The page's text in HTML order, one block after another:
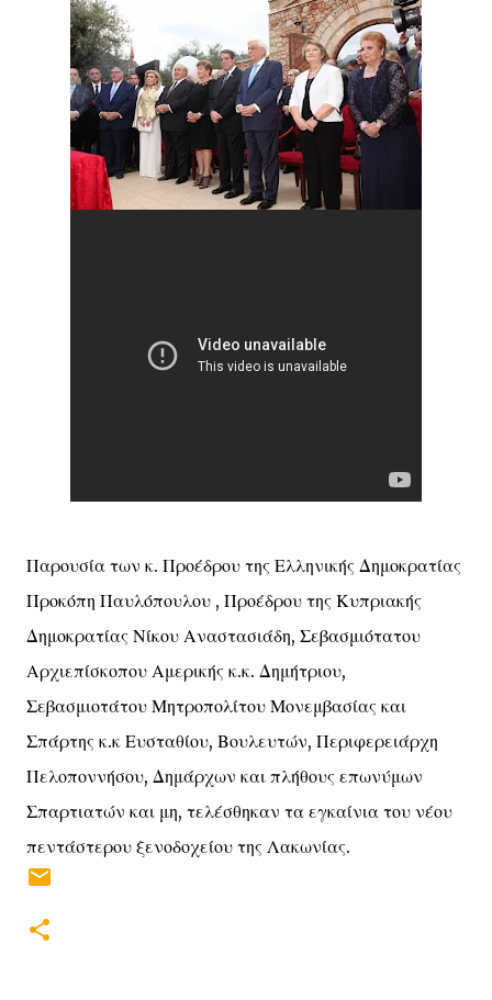
Παρουσία των κ. Προέδρου της Ελληνικής Δημοκρατίας
Προκόπη Παυλόπουλου , Προέδρου της Κυπριακής
Δημοκρατίας Νίκου Αναστασιάδη, Σεβασμιότατου
Αρχιεπίσκοπου Αμερικής κ.κ. Δημήτριου,
Σεβασμιοτάτου Μητροπολίτου Μονεμβασίας και
Σπάρτης κ.κ Ευσταθίου, Βουλευτών, Περιφερειάρχη
Πελοποννήσου, Δημάρχων και πλήθους επωνύμων
Σπαρτιατών και μη, τελέσθηκαν τα εγκαίνια του νέου
πεντάστερου ξενοδοχείου της Λακωνίας.